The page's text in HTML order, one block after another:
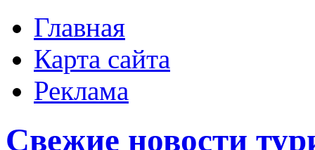
Главная
Карта сайта
Реклама
Свежие новости